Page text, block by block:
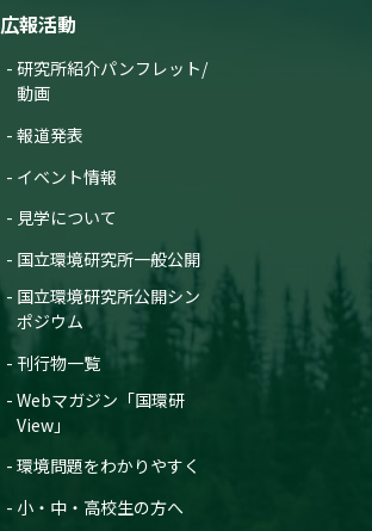
広報活動
研究所紹介パンフレット/
動画
報道発表
イベント情報
見学について
国立環境研究所一般公開
国立環境研究所公開シン
ポジウム
刊行物一覧
Webマガジン「国環研
View」
環境問題をわかりやすく
小・中・高校生の方へ